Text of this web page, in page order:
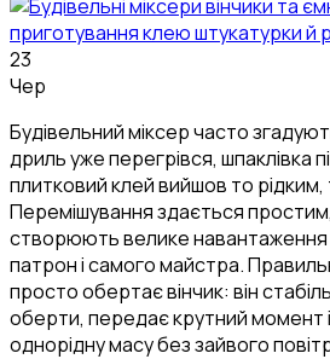
23
Чер
Будівельний міксер часто
дриль уже перегрівся, шпаклівка
плитковий клей вийшов то рідким,
Перемішування здається простим,
створюють велике навантаження
патрон і самого майстра.
просто обертає вінчик: він
оберти, передає крутний момент
однорідну масу без зайвого